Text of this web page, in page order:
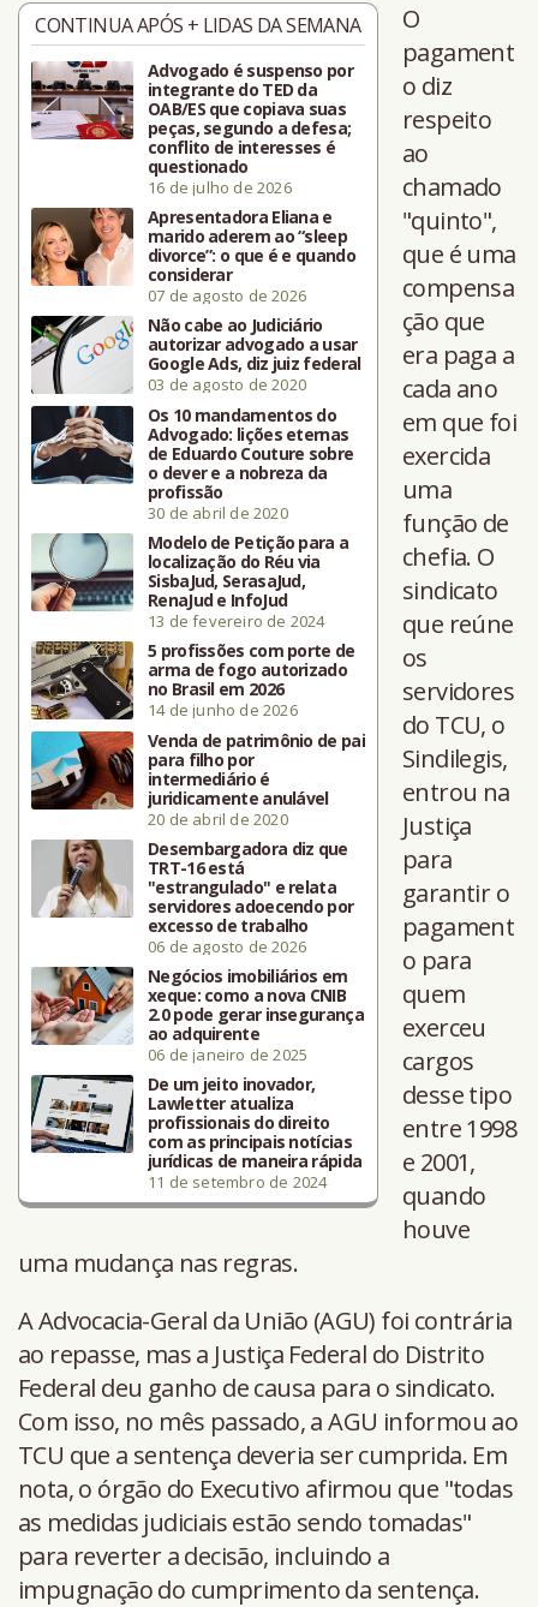
CONTINUA APÓS + LIDAS DA SEMANA
Advogado é suspenso por
integrante do TED da
OAB/ES que copiava suas
peças, segundo a defesa;
conflito de interesses é
questionado
16 de julho de 2026
Apresentadora Eliana e
marido aderem ao “sleep
divorce”: o que é e quando
considerar
07 de agosto de 2026
Não cabe ao Judiciário
autorizar advogado a usar
Google Ads, diz juiz federal
03 de agosto de 2020
Os 10 mandamentos do
Advogado: lições eternas
de Eduardo Couture sobre
o dever e a nobreza da
profissão
30 de abril de 2020
Modelo de Petição para a
localização do Réu via
SisbaJud, SerasaJud,
RenaJud e InfoJud
13 de fevereiro de 2024
5 profissões com porte de
arma de fogo autorizado
no Brasil em 2026
14 de junho de 2026
Venda de patrimônio de pai
para filho por
intermediário é
juridicamente anulável
20 de abril de 2020
Desembargadora diz que
TRT-16 está
"estrangulado" e relata
servidores adoecendo por
excesso de trabalho
06 de agosto de 2026
Negócios imobiliários em
xeque: como a nova CNIB
2.0 pode gerar insegurança
ao adquirente
06 de janeiro de 2025
De um jeito inovador,
Lawletter atualiza
profissionais do direito
com as principais notícias
jurídicas de maneira rápida
11 de setembro de 2024
O
pagament
o diz
respeito
ao
chamado
"quinto",
que é uma
compensa
ção que
era paga a
cada ano
em que foi
exercida
uma
função de
chefia. O
sindicato
que reúne
os
servidores
do TCU, o
Sindilegis,
entrou na
Justiça
para
garantir o
pagament
o para
quem
exerceu
cargos
desse tipo
entre 1998
e 2001,
quando
houve
uma mudança nas regras.
A Advocacia-Geral da União (AGU) foi contrária
ao repasse, mas a Justiça Federal do Distrito
Federal deu ganho de causa para o sindicato.
Com isso, no mês passado, a AGU informou ao
TCU que a sentença deveria ser cumprida. Em
nota, o órgão do Executivo afirmou que "todas
as medidas judiciais estão sendo tomadas"
para reverter a decisão, incluindo a
impugnação do cumprimento da sentença.